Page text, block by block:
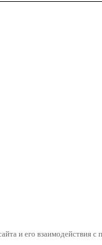
и его взаимодействия